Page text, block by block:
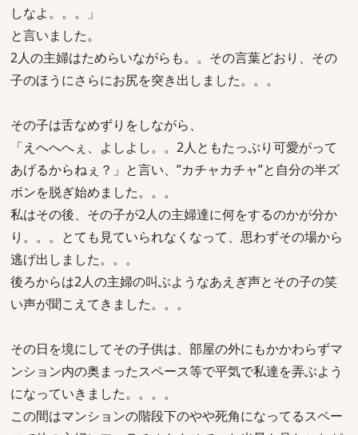
しなよ。。。」
と言いました。
2人の主婦はためらいながらも。。その言葉どおり、その
子のほうにさらにお尻を突き出しました。。。
その子は舌なめずりをしながら、
「えへへへぇ、よしよし。。2人ともたっぷり可愛がって
あげるからねぇ？」と言い、”カチャカチャ”と自分の半ズ
ボンを脱ぎ始めました。。。
私はその後、その子が2人の主婦達に何をするのかが分か
り。。。とても見ていられなくなって、思わずその場から
逃げ出しました。。。
後ろからは2人の主婦の叫ぶようなあえぎ声とその子の笑
い声が聞こえてきました。。。
その日を境にしてその子供は、部屋の外にもかかわらずマ
ンション内の奥まったスペース等で平気で私達を弄ぶよう
になっていきました。。。。
この間はマンションの階段下のやや死角になってるスペー